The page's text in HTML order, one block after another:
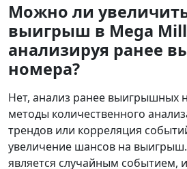
Можно ли
выигрыш в Mega
анализируя ранее
номера?
Нет, анализ ранее выигрышных
методы количественного
трендов или корреляция
увеличение шансов на
является случайным событием,